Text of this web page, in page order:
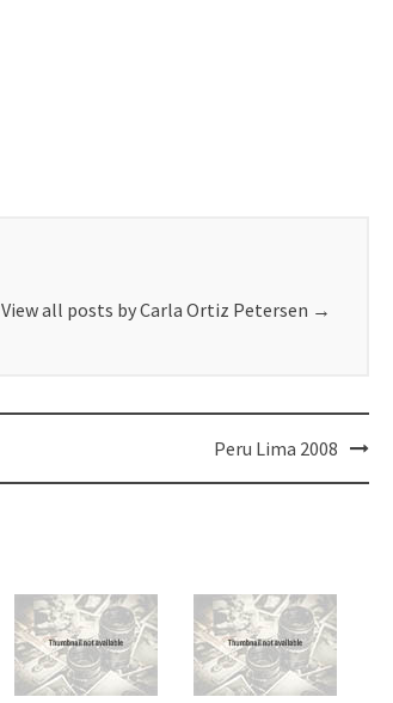
View all posts by Carla Ortiz Petersen →
Peru Lima 2008